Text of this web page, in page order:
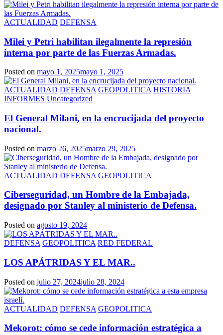
ACTUALIDAD DEFENSA
Milei y Petri habilitan ilegalmente la represión
interna por parte de las Fuerzas Armadas.
Posted on mayo 1, 2025mayo 1, 2025
ACTUALIDAD DEFENSA GEOPOLITICA HISTORIA
INFORMES Uncategorized
El General Milani, en la encrucijada del proyecto
nacional.
Posted on marzo 26, 2025marzo 29, 2025
ACTUALIDAD DEFENSA GEOPOLITICA
Ciberseguridad, un Hombre de la Embajada,
designado por Stanley al ministerio de Defensa.
Posted on agosto 19, 2024
DEFENSA GEOPOLITICA RED FEDERAL
LOS APÁTRIDAS Y EL MAR..
Posted on julio 27, 2024julio 28, 2024
ACTUALIDAD DEFENSA GEOPOLITICA
Mekorot: cómo se cede información estratégica a